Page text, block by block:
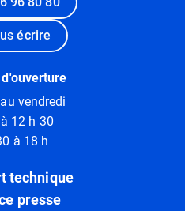
écrire
vendredi
12 h 30
à 18 h
technique
presse